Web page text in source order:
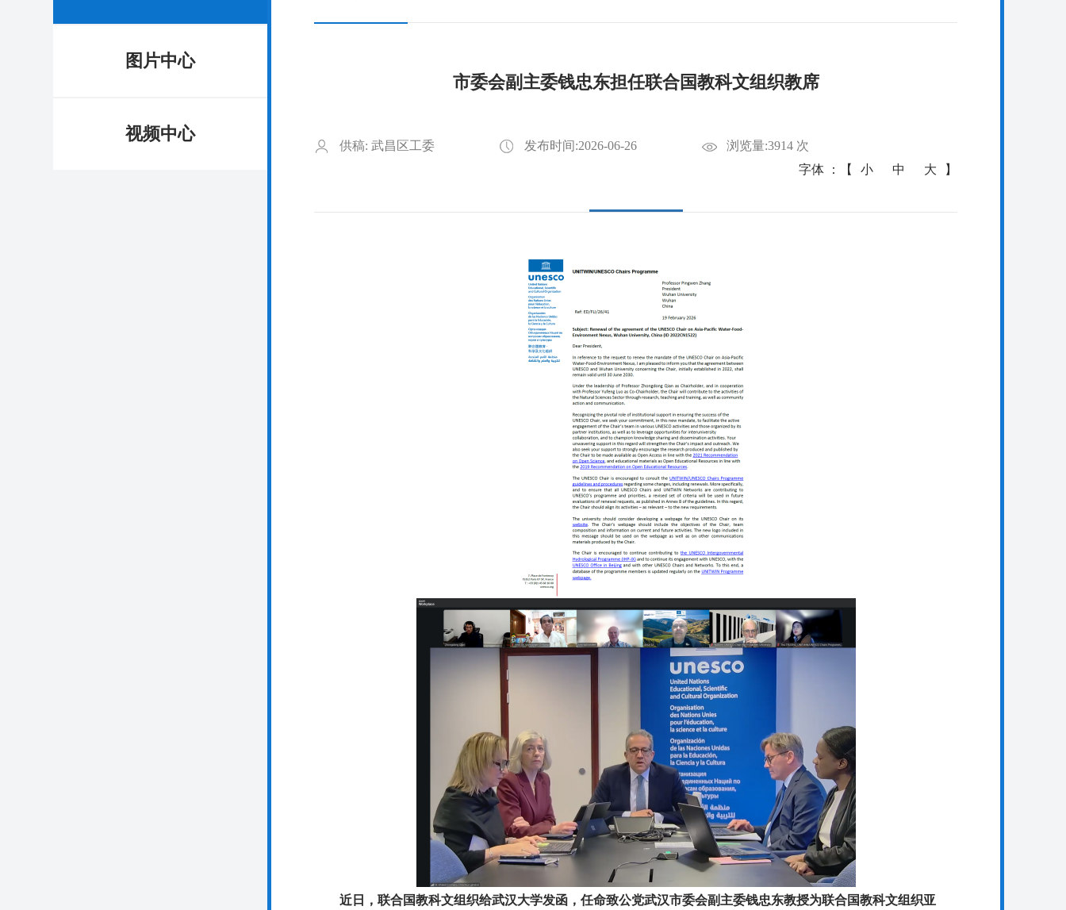
图片中心
视频中心
市委会副主委钱忠东担任联合国教科文组织教席
供稿: 武昌区工委 发布时间:2026-06-26
浏览量:3914 次
字体 ：【
小 中 大 】
近日，联合国教科文组织给武汉大学发函，任命致公党武汉市委会副主委钱忠东教授为联合国教科文组织亚